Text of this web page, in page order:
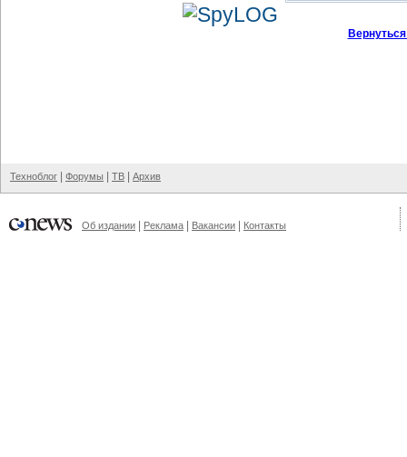
Техноблог Форумы ТВ Архив
Об издании Реклама Вакансии Контакты